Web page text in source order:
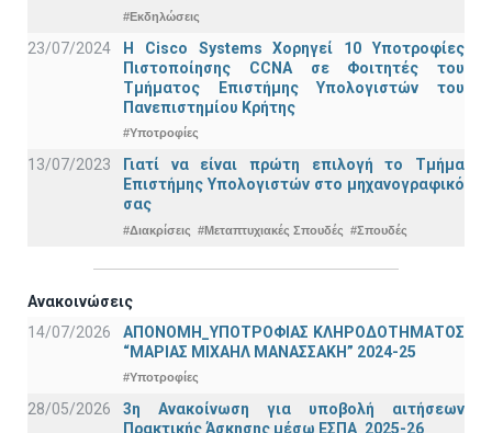
#Εκδηλώσεις
23/07/2024
Η Cisco Systems Χορηγεί 10 Υποτροφίες
Πιστοποίησης CCNA σε Φοιτητές του
Τμήματος Επιστήμης Υπολογιστών του
Πανεπιστημίου Κρήτης
#Υποτροφίες
13/07/2023
Γιατί να είναι πρώτη επιλογή το Τμήμα
Επιστήμης Υπολογιστών στο μηχανογραφικό
σας
#Διακρίσεις #Μεταπτυχιακές Σπουδές #Σπουδές
Ανακοινώσεις
14/07/2026
ΑΠΟΝΟΜΗ_ΥΠΟΤΡΟΦΙΑΣ ΚΛΗΡΟΔΟΤΗΜΑΤΟΣ
“ΜΑΡΙΑΣ ΜΙΧΑΗΛ ΜΑΝΑΣΣΑΚΗ” 2024-25
#Υποτροφίες
28/05/2026
3η Ανακοίνωση για υποβολή αιτήσεων
Πρακτικής Άσκησης μέσω ΕΣΠΑ_2025-26